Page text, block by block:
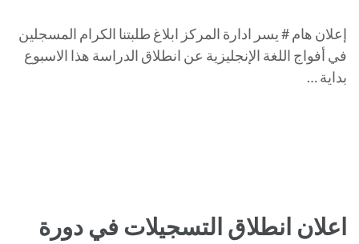
إعلان هام # يسر ادارة المركز ابلاغ طلبتنا الكرام المسجلين
في أفواج اللغة الإنجليزية عن انطلاق الدراسة هذا الاسبوع
بداية …
اعلان انطلاق التسجيلات في دورة